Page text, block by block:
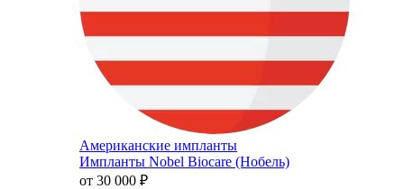
Американские импланты
Импланты Nobel Biocare (Нобель)
от 30 000 ₽